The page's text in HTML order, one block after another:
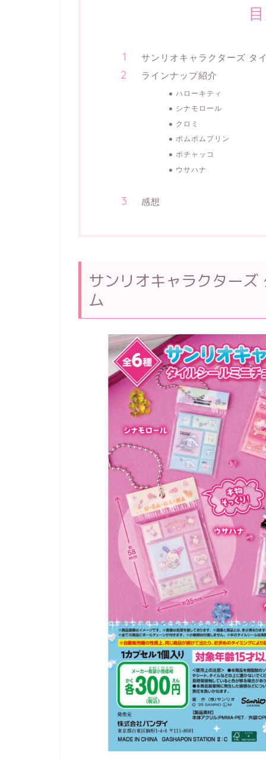
サンリオキャラクターズ タ
ラインナップ紹介
ハローキティ
シナモロール
クロミ
ポムポムプリン
ポチャッコ
ウサハナ
感想
サンリオキャラクター
ム